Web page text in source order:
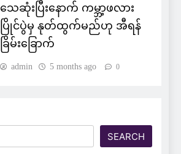
သေဆုံးပြီးနောက် ကမ္ဘာ့ဖလား
ပြိုင်ပွဲမှ နုတ်ထွက်မည်ဟု အီရန်
ခြိမ်းခြောက်
admin 5 months ago 0
SEARCH